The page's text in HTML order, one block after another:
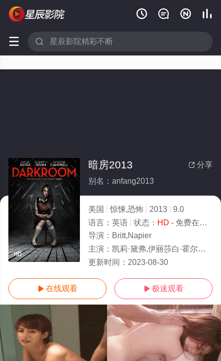
   
 
HD
 分享
暗房2013
别名：anfang2013
美国 惊悚,恐怖 2013
9.0
语言： 英语 状态： HD - 免费在线观看
导演： Britt,Napier
主演： 凯莉·黛弗,伊丽莎白·霍尔姆,克里斯蒂安·坎贝尔,吉内瓦·卡尔,布丽特妮·欧德福特,Michael,Sirow,Natalie,Knepp
更新时间： 2023-08-30
 在线观看  极速观看